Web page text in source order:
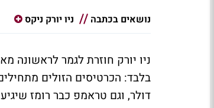
נושאים בכתבה ניו יורק ניקס
דולר, וגם טראמפ כבר רומז שיגיע